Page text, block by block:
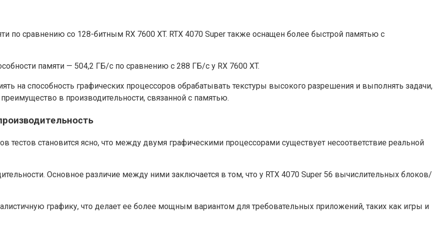
по сравнению со 128-битным RX 7600 XT. RTX 4070 Super также оснащен более быстрой памятью с
памяти — 504,2 ГБ/с по сравнению с 288 ГБ/с у RX 7600 XT.
на способность графических процессоров обрабатывать текстуры высокого разрешения и выполнять задачи,
в производительности, связанной с памятью.
тестов становится ясно, что между двумя графическими процессорами существует несоответствие реальной
Основное различие между ними заключается в том, что у RTX 4070 Super 56 вычислительных блоков/
графику, что делает ее более мощным вариантом для требовательных приложений, таких как игры и